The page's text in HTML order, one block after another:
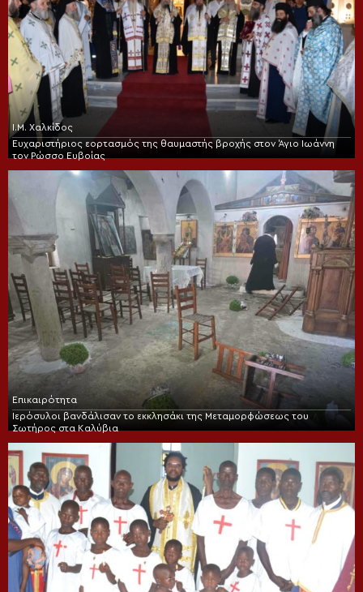
Ι.Μ. Χαλκίδος
Ευχαριστήριος εορτασμός της θαυμαστής βροχής στον Άγιο Ιωάννη
τον Ρώσσο Ευβοίας
Επικαιρότητα
Ιερόσυλοι βανδάλισαν το εκκλησάκι της Μεταμορφώσεως του
Σωτήρος στα Καλύβια